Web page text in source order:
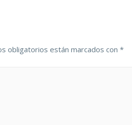
obligatorios están marcados con*